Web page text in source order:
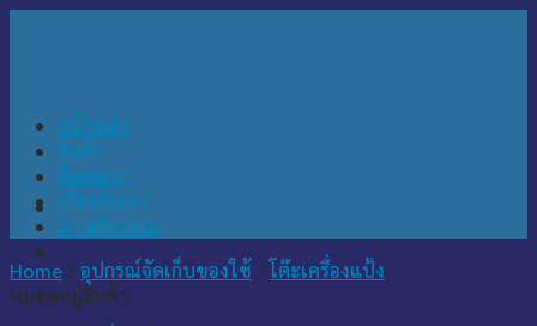
หน้าหลัก
สินค้า
ติดต่อเรา
เกี่ยวกับเรา
ภาพกิจกรรม
Home /อุปกรณ์จัดเก็บของใช้ /โต๊ะเครื่องแป้ง
หมวดหมู่สินค้า